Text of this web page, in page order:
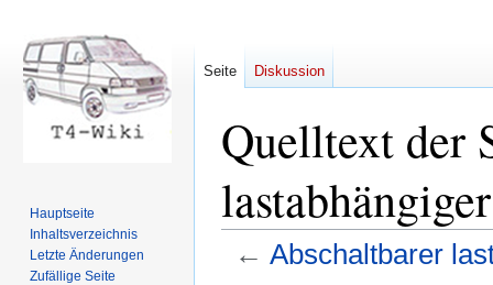
Quelltext der
← Abschaltbarer
Seite Diskussion
Hauptseite
Inhaltsverzeichnis
Letzte Änderungen
Zufällige Seite